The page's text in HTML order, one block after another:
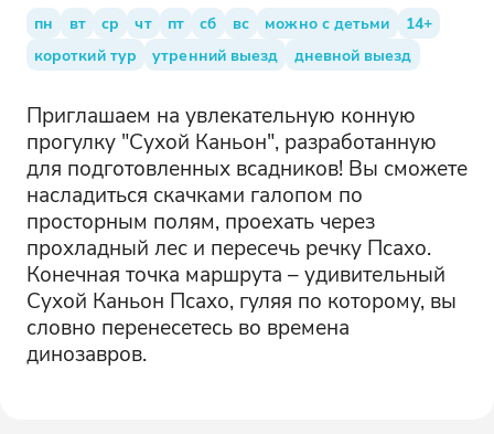
пн вт ср чт пт сб вс можно с детьми
14+
короткий тур
утренний выезд дневной выезд
Приглашаем на увлекательную конную
прогулку "Сухой Каньон", разработанную
для подготовленных всадников! Вы сможете
насладиться скачками галопом по
просторным полям, проехать через
прохладный лес и пересечь речку Псахо.
Конечная точка маршрута – удивительный
Сухой Каньон Псахо, гуляя по которому, вы
словно перенесетесь во времена
динозавров.